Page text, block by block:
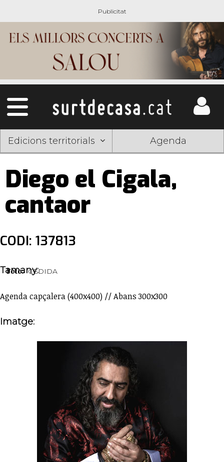
Edicions territorials Agenda
Diego el Cigala,
cantaor
CODI: 137813
Foto: CEDIDA
Tamany:
Agenda capçalera (400x400) // Abans 300x300
Imatge: